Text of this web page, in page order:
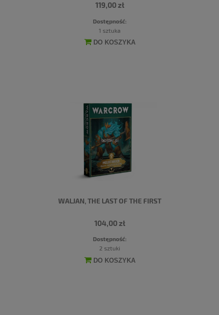
119,00 zł
Dostępność:
1 sztuka
DO KOSZYKA
WALJAN, THE LAST OF THE FIRST
104,00 zł
Dostępność:
2 sztuki
DO KOSZYKA